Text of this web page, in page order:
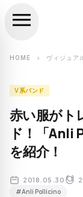
search
menu
HOME chevron_right ヴィジュア
V系バンド
赤い服がト
ド！「Anli
を紹介！
2018.05.30
#Anli Pollicino